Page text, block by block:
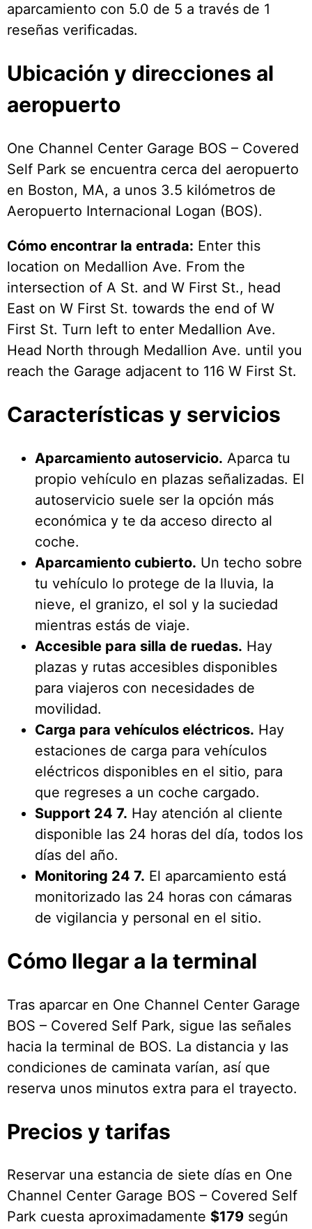
aparcamiento con 5.0 de 5 a través de 1
reseñas verificadas.
Ubicación y direcciones al
aeropuerto
One Channel Center Garage BOS – Covered
Self Park se encuentra cerca del aeropuerto
en Boston, MA, a unos 3.5 kilómetros de
Aeropuerto Internacional Logan (BOS).
Cómo encontrar la entrada: Enter this
location on Medallion Ave. From the
intersection of A St. and W First St., head
East on W First St. towards the end of W
First St. Turn left to enter Medallion Ave.
Head North through Medallion Ave. until you
reach the Garage adjacent to 116 W First St.
Características y servicios
Aparcamiento autoservicio. Aparca tu
propio vehículo en plazas señalizadas. El
autoservicio suele ser la opción más
económica y te da acceso directo al
coche.
Aparcamiento cubierto. Un techo sobre
tu vehículo lo protege de la lluvia, la
nieve, el granizo, el sol y la suciedad
mientras estás de viaje.
Accesible para silla de ruedas. Hay
plazas y rutas accesibles disponibles
para viajeros con necesidades de
movilidad.
Carga para vehículos eléctricos. Hay
estaciones de carga para vehículos
eléctricos disponibles en el sitio, para
que regreses a un coche cargado.
Support 24 7. Hay atención al cliente
disponible las 24 horas del día, todos los
días del año.
Monitoring 24 7. El aparcamiento está
monitorizado las 24 horas con cámaras
de vigilancia y personal en el sitio.
Cómo llegar a la terminal
Tras aparcar en One Channel Center Garage
BOS – Covered Self Park, sigue las señales
hacia la terminal de BOS. La distancia y las
condiciones de caminata varían, así que
reserva unos minutos extra para el trayecto.
Precios y tarifas
Reservar una estancia de siete días en One
Channel Center Garage BOS – Covered Self
Park cuesta aproximadamente $179 según